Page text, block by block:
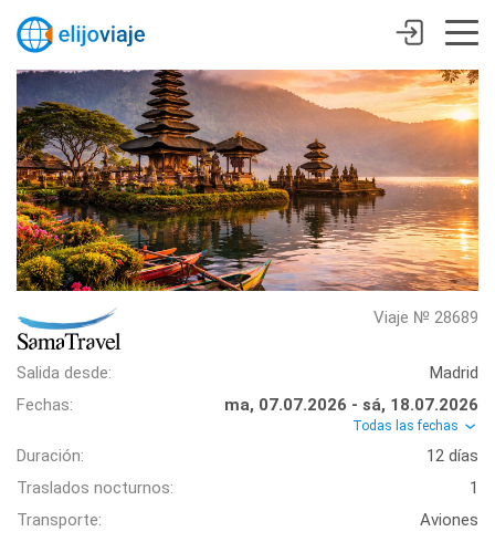
Viaje № 28689
Salida desde:
Madrid
Fechas:
ma, 07.07.2026 - sá, 18.07.2026
Todas las fechas
Duración:
12 días
Traslados nocturnos:
1
Transporte:
Aviones